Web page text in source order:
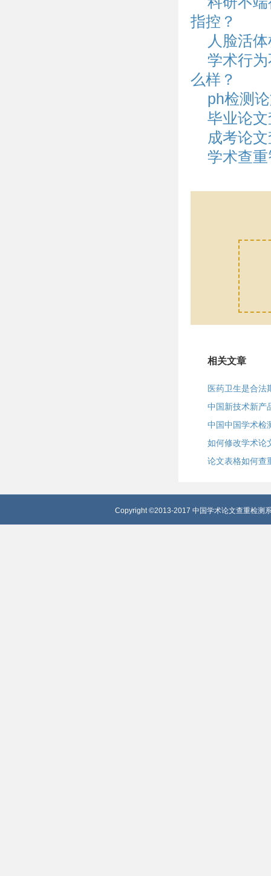
指控？
人脸活
学术行
么样？
ph检测
毕业论
成考论
学术查
相关文章
医药卫生是合法
中国新技术新产
中国中国学术检
如何修改学术论
论文表格如何查
Copyright ©2013-2017 中国学术论文查重检